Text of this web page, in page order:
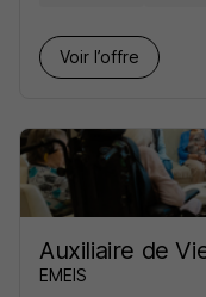
Voir l’offre
Auxiliaire de
EMEIS